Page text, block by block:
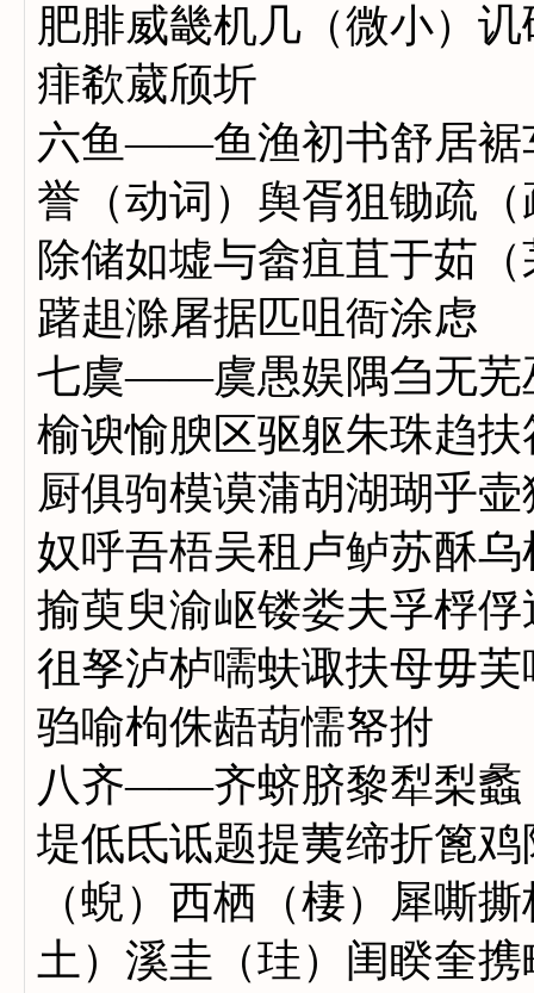
肥腓威畿机几（微小）
痱欷葳颀圻
六鱼——鱼渔初书舒居裾
誉（动词）舆胥狙锄疏
除储如墟与畲疽苴于茹
躇趄滁屠据匹咀衙涂虑
七虞——虞愚娱隅刍无芜
榆谀愉腴区驱躯朱珠趋
厨俱驹模谟蒲胡湖瑚乎
奴呼吾梧吴租卢鲈苏酥
揄萸臾渝岖镂娄夫孚桴
徂孥泸栌嚅蚨诹扶母毋
驺喻枸侏龉葫懦帑拊
八齐——齐蛴脐黎犁梨蠡
堤低氐诋题提荑缔折篦
（蜺）西栖（棲）犀嘶
土）溪圭（珪）闺睽奎